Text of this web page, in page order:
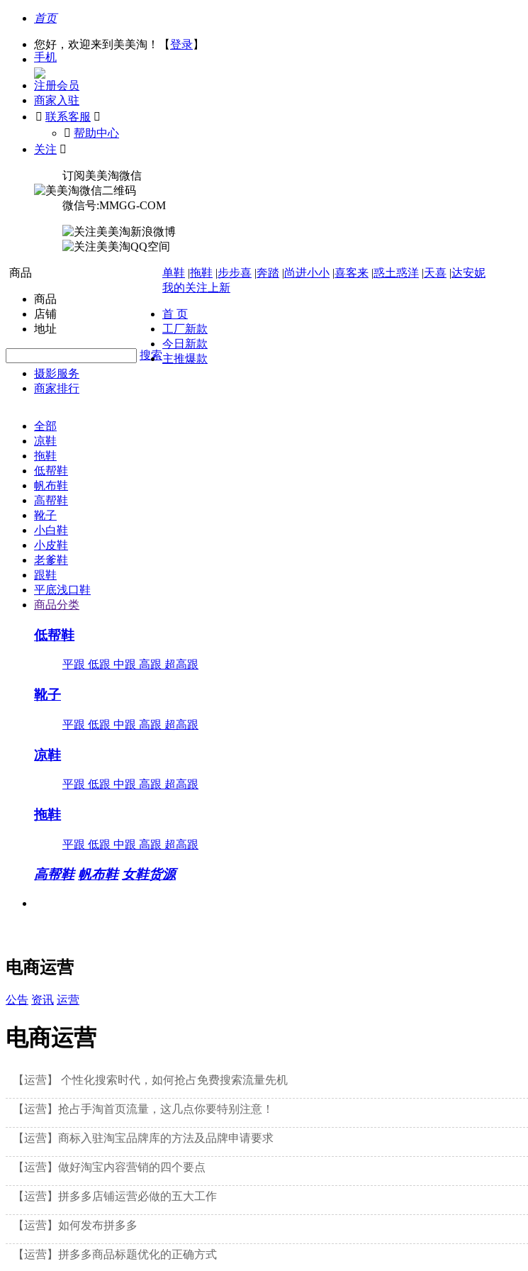
首页
您好，欢迎来到美美淘！【登录】
手机
注册会员
商家入驻
 联系客服 
󰅃 帮助中心
关注 
订阅美美淘微信
微信号:MMGG-COM
商品
商品
店铺
地址
搜索
单鞋 |拖鞋 |步步喜 |奔踏 |尚进小小 |喜客来 |惑土惑洋 |天喜 |达安妮
我的关注上新
首 页
工厂新款
今日新款
主推爆款
摄影服务
商家排行
全部
凉鞋
拖鞋
低帮鞋
帆布鞋
高帮鞋
靴子
小白鞋
小皮鞋
老爹鞋
跟鞋
平底浅口鞋
商品分类
低帮鞋
平跟 低跟 中跟 高跟 超高跟
靴子
平跟 低跟 中跟 高跟 超高跟
凉鞋
平跟 低跟 中跟 高跟 超高跟
拖鞋
平跟 低跟 中跟 高跟 超高跟
高帮鞋 帆布鞋 女鞋货源
电商运营
公告 资讯 运营
电商运营
【运营】 个性化搜索时代，如何抢占免费搜索流量先机
【运营】抢占手淘首页流量，这几点你要特别注意！
【运营】商标入驻淘宝品牌库的方法及品牌申请要求
【运营】做好淘宝内容营销的四个要点
【运营】拼多多店铺运营必做的五大工作
【运营】如何发布拼多多
【运营】拼多多商品标题优化的正确方式